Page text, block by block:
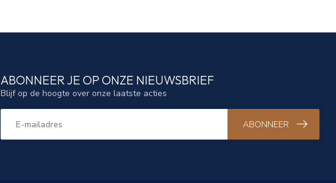
ABONNEER JE OP ONZE NIEUWSBRIEF
Blijf op de hoogte over onze laatste acties
ABONNEER